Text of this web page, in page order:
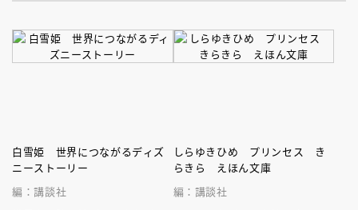
白雪姫 世界につながるディズ
ニーストーリー
編：講談社
しらゆきひめ プリンセス き
らきら えほん文庫
編：講談社